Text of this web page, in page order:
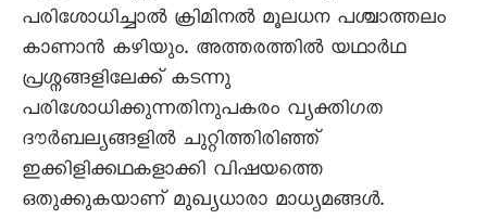
പരിശോധിച്ചാൽ ക്രിമിനൽ മൂലധന പശ്ചാത്തലം
കാണാൻ കഴിയും. അത്തരത്തിൽ യഥാർഥ
പ്രശ്നങ്ങളിലേക്ക് കടന്നു
പരിശോധിക്കുന്നതിനുപകരം വ്യക്തിഗത
ദൗർബല്യങ്ങളിൽ ചുറ്റിത്തിരിഞ്ഞ്
ഇക്കിളിക്കഥകളാക്കി വിഷയത്തെ
ഒതുക്കുകയാണ് മുഖ്യധാരാ മാധ്യമങ്ങൾ.